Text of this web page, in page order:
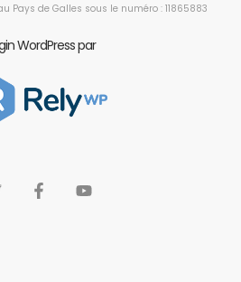
Pays de Galles sous le numéro : 11865883
WordPress par